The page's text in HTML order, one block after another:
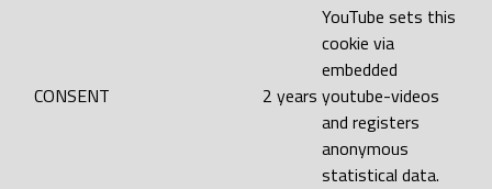
CONSENT 2 years
YouTube sets this
cookie via
embedded
youtube-videos
and registers
anonymous
statistical data.